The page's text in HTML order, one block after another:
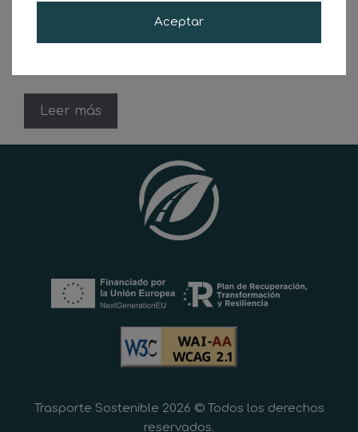
esfuerzo por modernizar y mejorar la
infraestructura vial, busca responder a las
Leer más
Trasporte Sostenible 2026 © Todos los derechos
reservados.
Aceptar